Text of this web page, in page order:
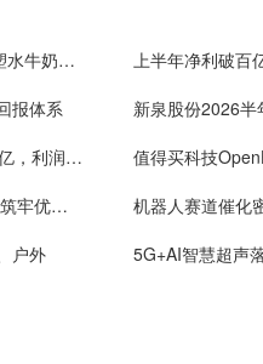
嘉道资本战略入局皇氏集团，以新质生产力重塑水牛奶产业价值
报体系
新泉股份2026
One big beautiful！药明康德单季度收入破160亿，利润率首超40%
年内4万套法国种鸡落地：益生股份以健康管控筑牢优质种源竞争壁垒
机器人赛道催化
户外
5G+AI智慧超声